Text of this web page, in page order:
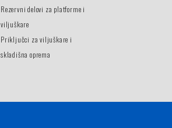
Rezervni delovi za platforme i
viljuškare
Priključci za viljuškare i
skladišna oprema